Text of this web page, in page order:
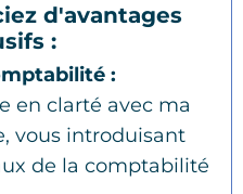
d'avantages
:
:
en clarté avec ma
vous introduisant
de la comptabilité